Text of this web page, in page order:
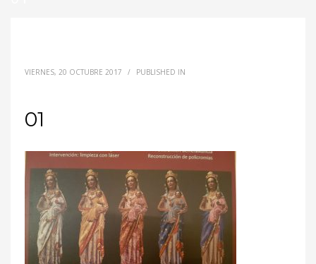
VIERNES, 20 OCTUBRE 2017 / PUBLISHED IN
01